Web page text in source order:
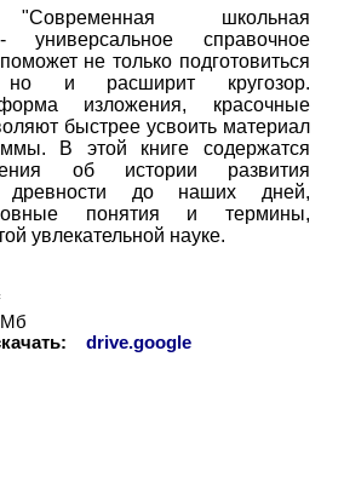
школьная
универсальное справочное
не только подготовиться
и расширит кругозор.
изложения, красочные
быстрее усвоить материал
В этой книге содержатся
об истории развития
древности до наших дней,
понятия и термины,
увлекательной науке.
Мб
drive.google